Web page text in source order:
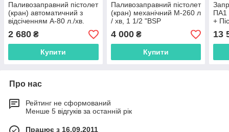
Паливозаправний пістолет
(кран) автоматичний з
відсіченням А-80 л./хв.
(ZVA), 1" BSP
2 680 ₴
Купити
Паливозаправний пістолет
(кран) механічний М-260 л
/ хв, 1 1/2 "BSP
4 000₴
Купити
ПА1
+
А-
13
Про нас
Рейтинг не сформований
Менше 5 відгуків за останній рік
Працює з 16.09.2011